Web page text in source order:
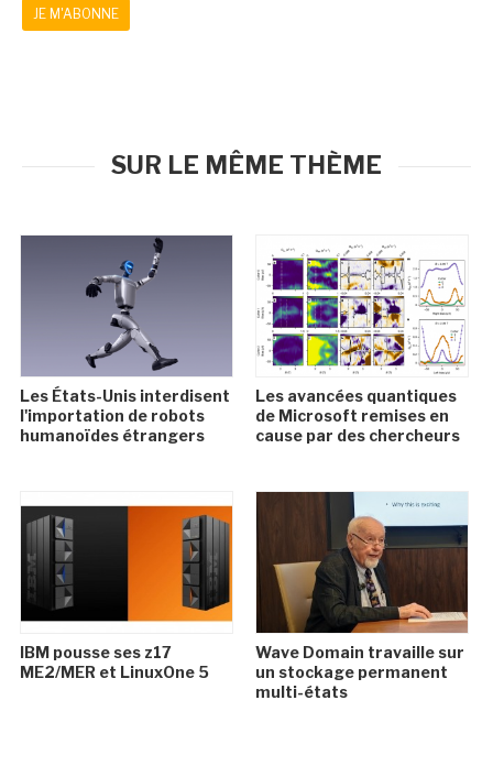
JE M'ABONNE
SUR LE MÊME THÈME
Les États-Unis interdisent
l'importation de robots
humanoïdes étrangers
Les avancées quantiques
de Microsoft remises en
cause par des chercheurs
IBM pousse ses z17
ME2/MER et LinuxOne 5
Wave Domain travaille sur
un stockage permanent
multi-états